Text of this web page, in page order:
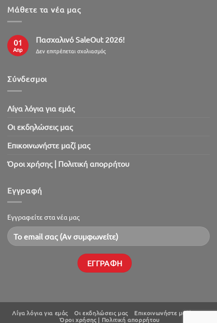
Μάθετε τα νέα μας
01
Απρ
Πασχαλινό SaleOut 2026!
Δεν επιτρέπεται σχολιασμόςστο
Σύνδεσμοι
Λίγα λόγια για εμάς
Oι εκδηλώσεις μας
Επικοινωνήστε μαζί μας
Όροι χρήσης | Πολιτική απορρήτου
Εγγραφή
Εγγραφείτε στα νέα μας
Λίγα λόγια για εμάς Oι εκδηλώσεις μας
Επικοινωνήστε μαζί μας
Όροι χρήσης | Πολιτική απορρήτου